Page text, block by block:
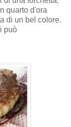
quarto d'ora
di un bel colore.
può